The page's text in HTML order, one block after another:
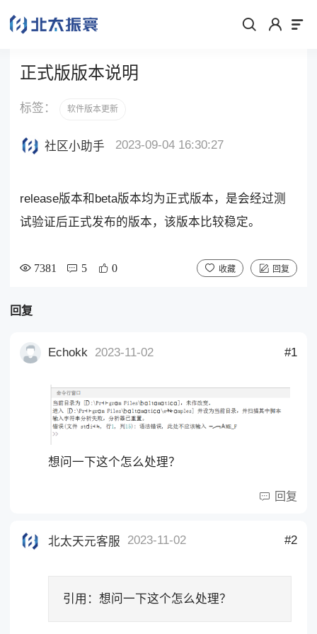
正式版版本说明
标签： 软件版本更新
社区小助手 2023-09-04 16:30:27
release版本和beta版本均为正式版本，是会经过测
试验证后正式发布的版本，该版本比较稳定。
7381 5 0 收藏 回复
回复
Echokk 2023-11-02 #1
想问一下这个怎么处理？
回复
北太天元客服 2023-11-02 #2
引用： 想问一下这个怎么处理？